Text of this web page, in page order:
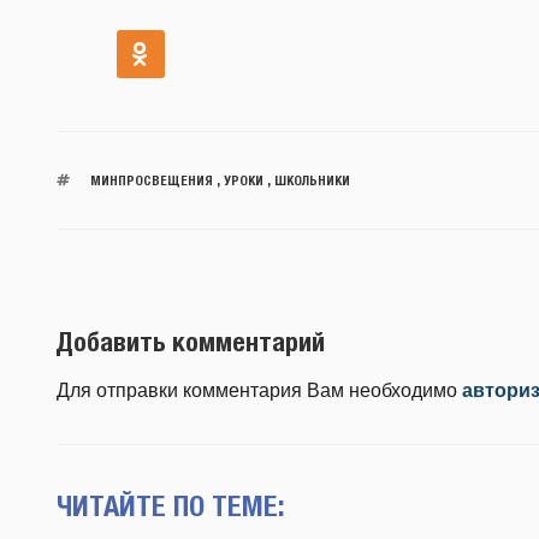
МИНПРОСВЕЩЕНИЯ , УРОКИ , ШКОЛЬНИКИ
Добавить комментарий
Для отправки комментария Вам необходимо
ЧИТАЙТЕ ПО ТЕМЕ: